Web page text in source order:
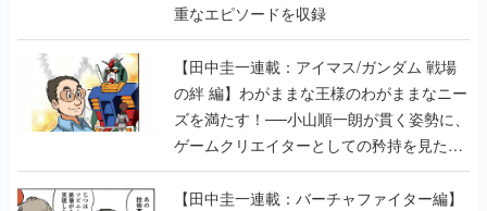
重なエピソードを収録
【田中圭一連載：アイマス/ガンダム 戦場
の絆 編】わがままな王様のわがままなニー
ズを満たす！──小山順一朗が貫く姿勢に、
ゲームクリエイターとしての矜持を見た
【若ゲのいたり最終回】
【田中圭一連載：バーチャファイター編】